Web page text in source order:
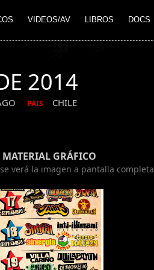
VIDEOS/AV LIBROS DOCS
2014
PAIS CHILE
MATERIAL GRÁFICO
verá la imagen a pantalla completa